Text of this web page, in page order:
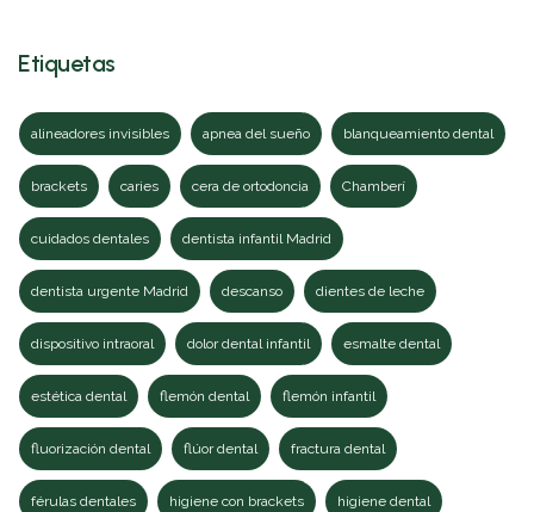
Etiquetas
alineadores invisibles apnea del sueño blanqueamiento dental
brackets caries cera de ortodoncia Chamberí
cuidados dentales dentista infantil Madrid
dentista urgente Madrid descanso dientes de leche
dispositivo intraoral dolor dental infantil esmalte dental
estética dental flemón dental flemón infantil
fluorización dental flúor dental fractura dental
férulas dentales higiene con brackets higiene dental